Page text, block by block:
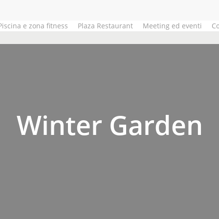
e zona fitness Plaza Restaurant Meeting ed eventi
Winter Garden